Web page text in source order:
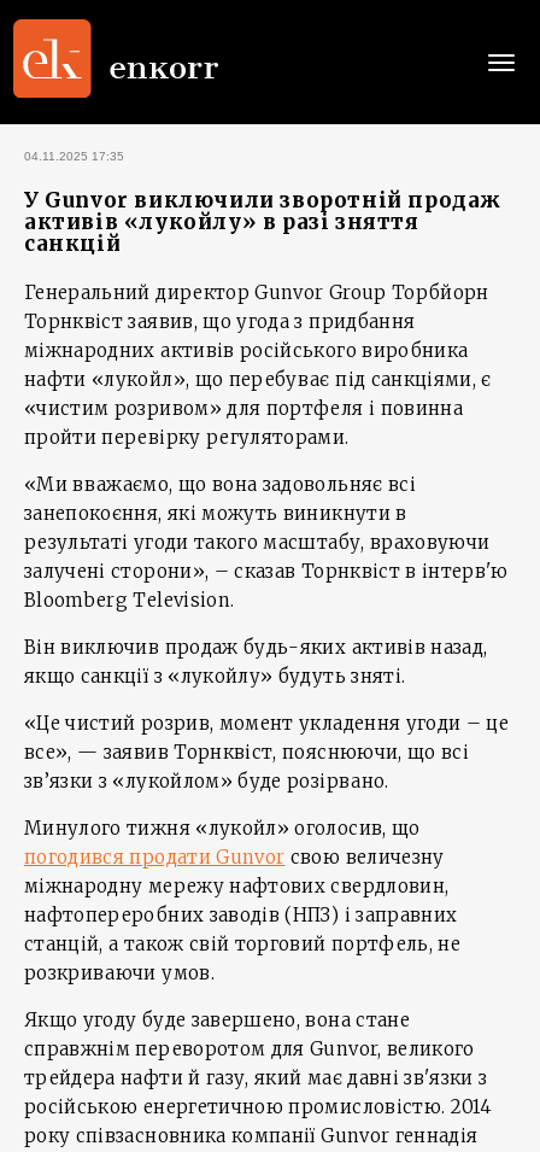
04.11.2025 17:35
У Gunvor виключили зворотній продаж
активів «лукойлу» в разі зняття
санкцій
Генеральний директор Gunvor Group Торбйорн
Торнквіст заявив, що угода з придбання
міжнародних активів російського виробника
нафти «лукойл», що перебуває під санкціями, є
«чистим розривом» для портфеля і повинна
пройти перевірку регуляторами.
«Ми вважаємо, що вона задовольняє всі
занепокоєння, які можуть виникнути в
результаті угоди такого масштабу, враховуючи
залучені сторони», – сказав Торнквіст в інтерв'ю
Bloomberg Television.
Він виключив продаж будь-яких активів назад,
якщо санкції з «лукойлу» будуть зняті.
«Це чистий розрив, момент укладення угоди – це
все», — заявив Торнквіст, пояснюючи, що всі
зв’язки з «лукойлом» буде розірвано.
Минулого тижня «лукойл» оголосив, що
погодився продати Gunvor свою величезну
міжнародну мережу нафтових свердловин,
нафтопереробних заводів (НПЗ) і заправних
станцій, а також свій торговий портфель, не
розкриваючи умов.
Якщо угоду буде завершено, вона стане
справжнім переворотом для Gunvor, великого
трейдера нафти й газу, який має давні зв'язки з
російською енергетичною промисловістю. 2014
року співзасновника компанії Gunvor геннадія